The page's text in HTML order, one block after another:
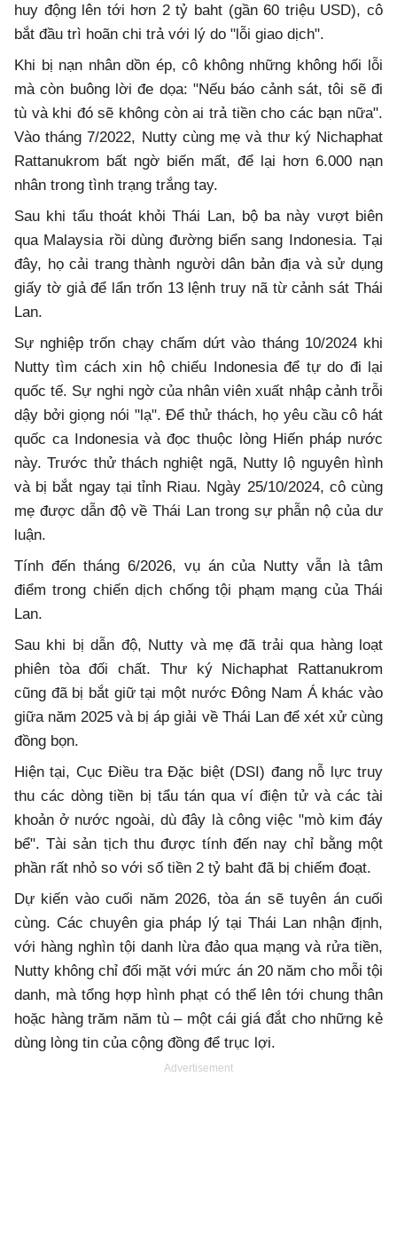
huy động lên tới hơn 2 tỷ baht (gần 60 triệu USD), cô
bắt đầu trì hoãn chi trả với lý do "lỗi giao dịch".
Khi bị nạn nhân dồn ép, cô không những không hối lỗi
mà còn buông lời đe dọa: "Nếu báo cảnh sát, tôi sẽ đi
tù và khi đó sẽ không còn ai trả tiền cho các bạn nữa".
Vào tháng 7/2022, Nutty cùng mẹ và thư ký Nichaphat
Rattanukrom bất ngờ biến mất, để lại hơn 6.000 nạn
nhân trong tình trạng trắng tay.
Sau khi tẩu thoát khỏi Thái Lan, bộ ba này vượt biên
qua Malaysia rồi dùng đường biển sang Indonesia. Tại
đây, họ cải trang thành người dân bản địa và sử dụng
giấy tờ giả để lẩn trốn 13 lệnh truy nã từ cảnh sát Thái
Lan.
Sự nghiệp trốn chạy chấm dứt vào tháng 10/2024 khi
Nutty tìm cách xin hộ chiếu Indonesia để tự do đi lại
quốc tế. Sự nghi ngờ của nhân viên xuất nhập cảnh trỗi
dậy bởi giọng nói "lạ". Để thử thách, họ yêu cầu cô hát
quốc ca Indonesia và đọc thuộc lòng Hiến pháp nước
này. Trước thử thách nghiệt ngã, Nutty lộ nguyên hình
và bị bắt ngay tại tỉnh Riau. Ngày 25/10/2024, cô cùng
mẹ được dẫn độ về Thái Lan trong sự phẫn nộ của dư
luận.
Tính đến tháng 6/2026, vụ án của Nutty vẫn là tâm
điểm trong chiến dịch chống tội phạm mạng của Thái
Lan.
Sau khi bị dẫn độ, Nutty và mẹ đã trải qua hàng loạt
phiên tòa đối chất. Thư ký Nichaphat Rattanukrom
cũng đã bị bắt giữ tại một nước Đông Nam Á khác vào
giữa năm 2025 và bị áp giải về Thái Lan để xét xử cùng
đồng bọn.
Hiện tại, Cục Điều tra Đặc biệt (DSI) đang nỗ lực truy
thu các dòng tiền bị tẩu tán qua ví điện tử và các tài
khoản ở nước ngoài, dù đây là công việc "mò kim đáy
bể". Tài sản tịch thu được tính đến nay chỉ bằng một
phần rất nhỏ so với số tiền 2 tỷ baht đã bị chiếm đoạt.
Dự kiến vào cuối năm 2026, tòa án sẽ tuyên án cuối
cùng. Các chuyên gia pháp lý tại Thái Lan nhận định,
với hàng nghìn tội danh lừa đảo qua mạng và rửa tiền,
Nutty không chỉ đối mặt với mức án 20 năm cho mỗi tội
danh, mà tổng hợp hình phạt có thể lên tới chung thân
hoặc hàng trăm năm tù – một cái giá đắt cho những kẻ
dùng lòng tin của cộng đồng để trục lợi.
Advertisement